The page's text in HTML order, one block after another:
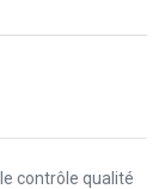
contrôle qualité